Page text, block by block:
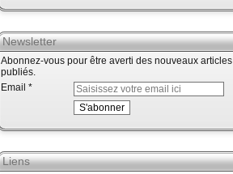
Newsletter
Abonnez-vous pour être averti des nouveaux articles
publiés.
Email
Liens